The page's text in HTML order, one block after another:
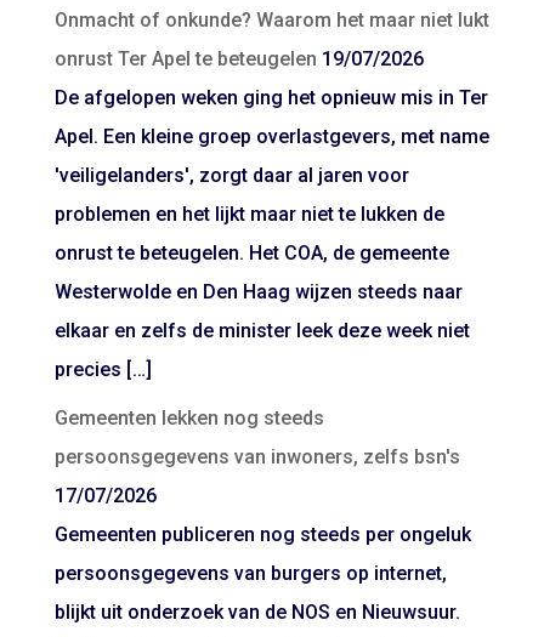
Onmacht of onkunde? Waarom het maar niet lukt
onrust Ter Apel te beteugelen 19/07/2026
De afgelopen weken ging het opnieuw mis in Ter
Apel. Een kleine groep overlastgevers, met name
'veiligelanders', zorgt daar al jaren voor
problemen en het lijkt maar niet te lukken de
onrust te beteugelen. Het COA, de gemeente
Westerwolde en Den Haag wijzen steeds naar
elkaar en zelfs de minister leek deze week niet
precies […]
Gemeenten lekken nog steeds
persoonsgegevens van inwoners, zelfs bsn's
17/07/2026
Gemeenten publiceren nog steeds per ongeluk
persoonsgegevens van burgers op internet,
blijkt uit onderzoek van de NOS en Nieuwsuur.